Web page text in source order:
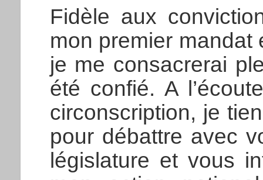
Fidèle aux
mon premier
je me consacrerai
été confié. A
circonscription, je
pour débattre avec
législature et vous